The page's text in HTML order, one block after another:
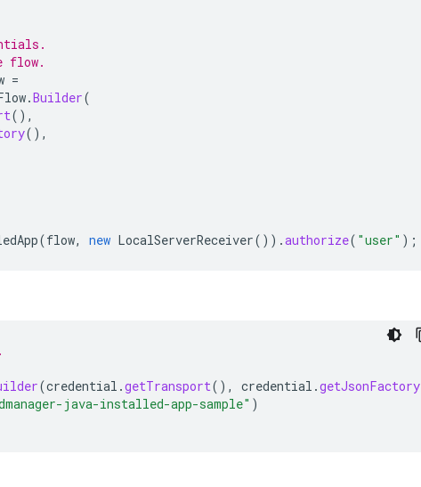
flow.
=
.Builder(
(),
(),
(flow, new LocalServerReceiver()).authorize( "user" );
(credential .getTransport(), credential .getJsonFactory
java-installed-app-sample" )